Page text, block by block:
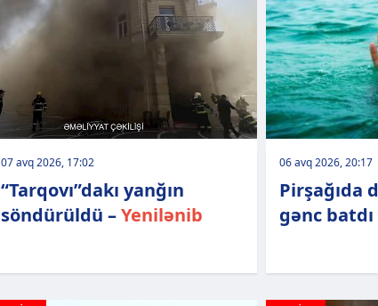
07 avq 2026, 17:02
“Tarqovı”dakı yanğın
söndürüldü –Yenilənib
06 avq 2026, 20:17
Pirşağıda
gənc batdı